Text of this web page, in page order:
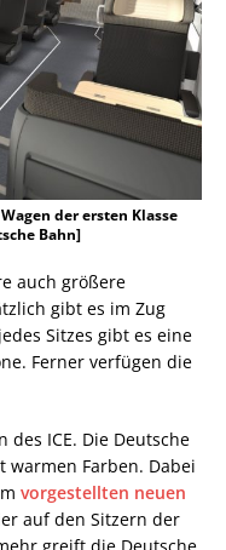
der ersten Klasse
Bahn]
auch größere
gibt es im Zug
Sitzes gibt es eine
Ferner verfügen die
des ICE. Die Deutsche
Farben. Dabei
vorgestellten neuen
auf den Sitzern der
greift die Deutsche